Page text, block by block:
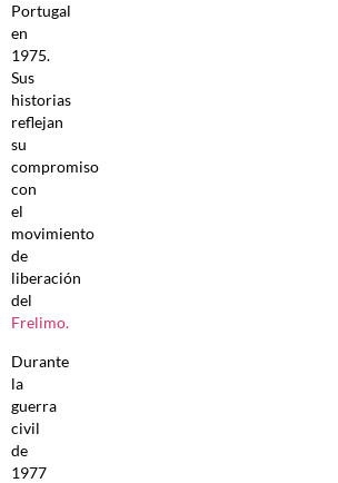
Portugal
en
1975.
Sus
historias
reflejan
su
compromiso
con
el
movimiento
de
liberación
del
Frelimo.
Durante
la
guerra
civil
de
1977